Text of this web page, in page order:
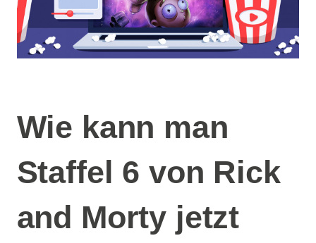
Wie kann man
Staffel 6 von Rick
and Morty jetzt